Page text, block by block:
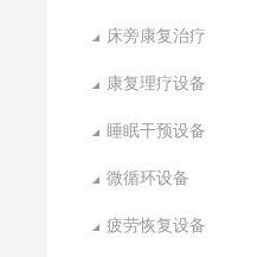
床旁康复治疗
康复理疗设备
睡眠干预设备
微循环设备
疲劳恢复设备